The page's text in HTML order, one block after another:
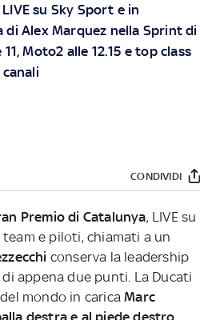
su Sky Sport e in
Alex Marquez nella Sprint di
Moto2 alle 12.15 e top class
CONDIVIDI
Premio di Catalunya, LIVE su
e piloti, chiamati a un
conserva la leadership
di appena due punti. La Ducati
mondo in caricaMarc